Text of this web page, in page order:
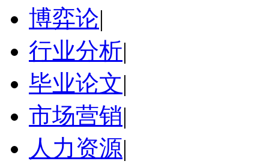
博弈论|
行业分析|
毕业论文|
市场营销|
人力资源|